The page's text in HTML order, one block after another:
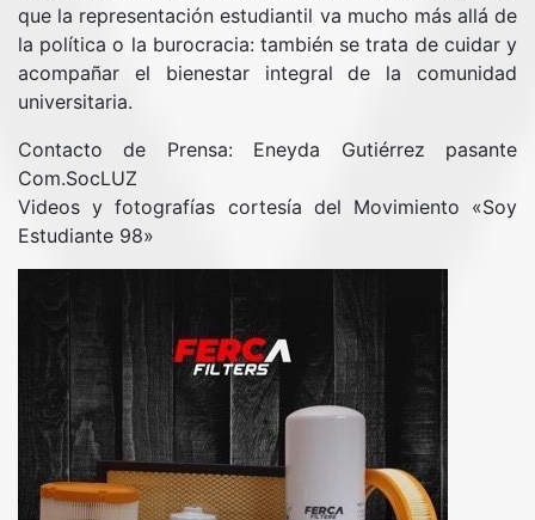
que la representación estudiantil va mucho más allá de
la política o la burocracia: también se trata de cuidar y
acompañar el bienestar integral de la comunidad
universitaria.
​Contacto de Prensa: Eneyda Gutiérrez pasante
Com.SocLUZ
Videos y fotografías cortesía del Movimiento «Soy
Estudiante 98»